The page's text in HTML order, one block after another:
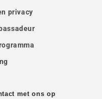
privacy
met ons op